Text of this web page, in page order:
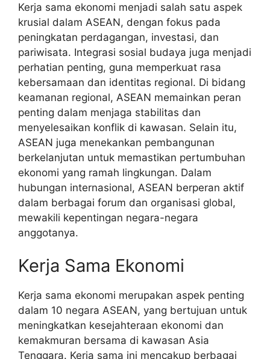
Kerja sama ekonomi menjadi salah satu aspek
krusial dalam ASEAN, dengan fokus pada
peningkatan perdagangan, investasi, dan
pariwisata. Integrasi sosial budaya juga menjadi
perhatian penting, guna memperkuat rasa
kebersamaan dan identitas regional. Di bidang
keamanan regional, ASEAN memainkan peran
penting dalam menjaga stabilitas dan
menyelesaikan konflik di kawasan. Selain itu,
ASEAN juga menekankan pembangunan
berkelanjutan untuk memastikan pertumbuhan
ekonomi yang ramah lingkungan. Dalam
hubungan internasional, ASEAN berperan aktif
dalam berbagai forum dan organisasi global,
mewakili kepentingan negara-negara
anggotanya.
Kerja Sama Ekonomi
Kerja sama ekonomi merupakan aspek penting
dalam 10 negara ASEAN, yang bertujuan untuk
meningkatkan kesejahteraan ekonomi dan
kemakmuran bersama di kawasan Asia
Tenggara. Kerja sama ini mencakup berbagai